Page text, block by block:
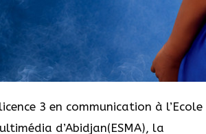
3 en communication à l’Ecole
d’Abidjan(ESMA), la